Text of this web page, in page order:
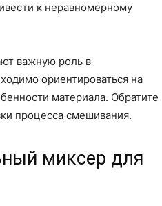
к неравномерному
важную роль в
ориентироваться на
материала. Обратите
процесса смешивания.
миксер для